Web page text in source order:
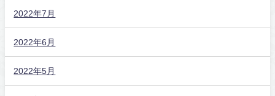
2022年7月
2022年6月
2022年5月